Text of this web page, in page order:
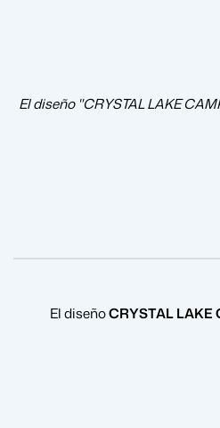
El diseño "CRYSTAL LAKE
El diseñoCRYSTAL LAKE